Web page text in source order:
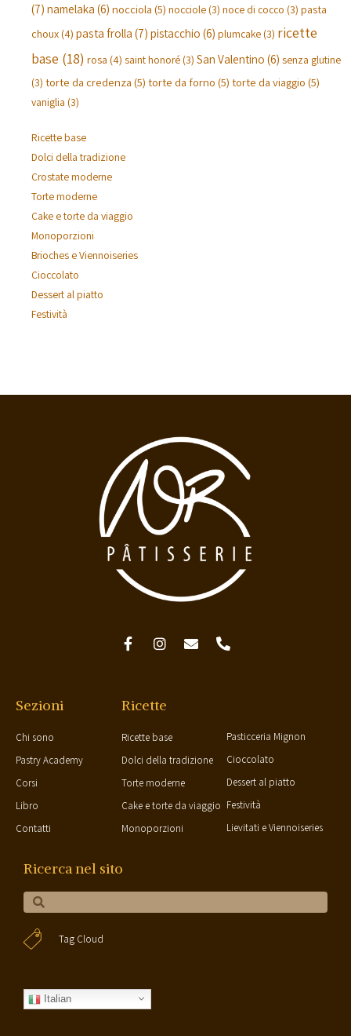
(7) namelaka (6) nocciola (5) nocciole (3) noce di cocco (3) pasta
choux(4) pasta frolla (7) pistacchio (6) plumcake (3) ricette
base (18) rosa (4) saint honoré (3) San Valentino (6) senza glutine
(3) torte da credenza (5) torte da forno (5) torte da viaggio (5)
vaniglia (3)
Ricette base
Dolci della tradizione
Crostate moderne
Torte moderne
Cake e torte da viaggio
Monoporzioni
Brioches e Viennoiseries
Cioccolato
Dessert al piatto
Festività
Sezioni
Chi sono
Pastry Academy
Corsi
Libro
Contatti
Ricette
Ricette base
Dolci della tradizione
Torte moderne
Cake e torte da viaggio
Monoporzioni
Pasticceria Mignon
Cioccolato
Dessert al piatto
Festività
Lievitati e Viennoiseries
Ricerca nel sito
Tag Cloud
Italian